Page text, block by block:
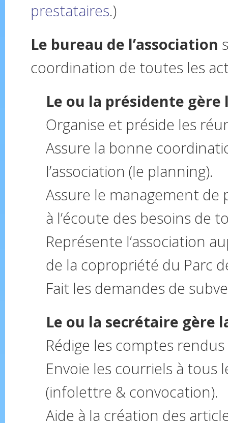
prestataires.)
Le bureau de l’association
coordination de toutes les
Le ou la présidente gère
Organise et préside les
Assure la bonne
l’association (le planning).
Assure le management
à l’écoute des besoins de
Représente l’association
de la copropriété du Parc
Fait les demandes de
Le ou la secrétaire gère
Rédige les comptes
Envoie les courriels à tous
(infolettre & convocation).
Aide à la création des